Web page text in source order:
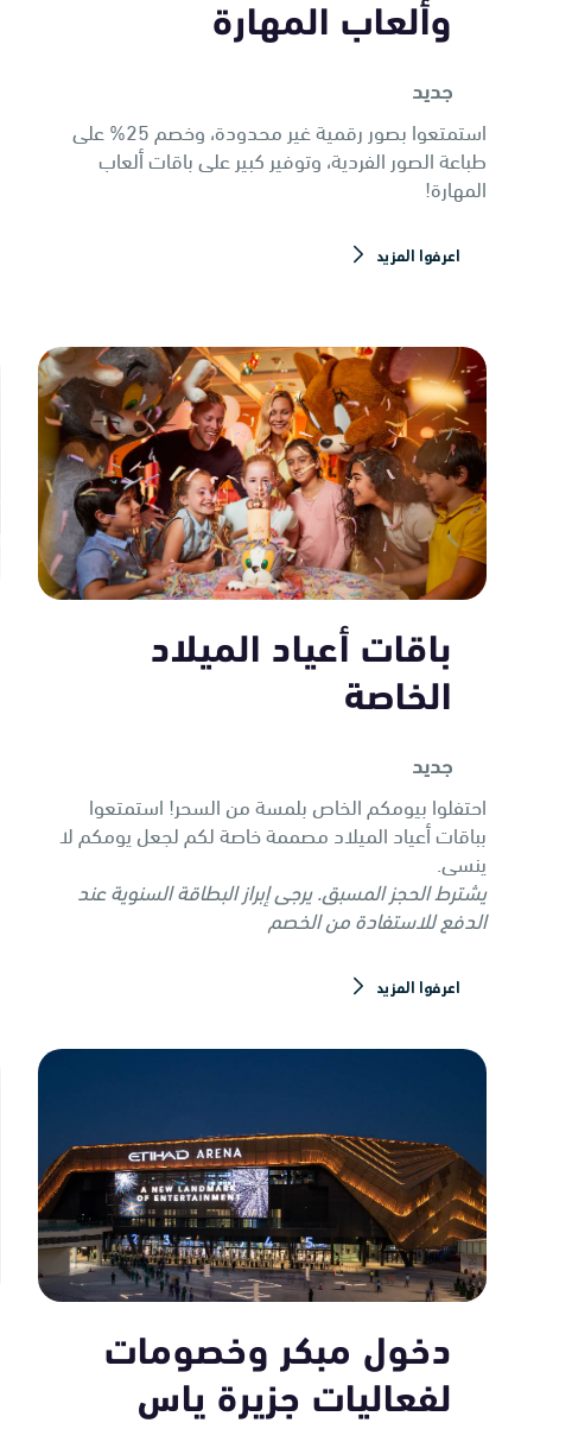
وألعاب المهارة
جديد
استمتعوا بصور رقمية غير محدودة، وخصم 25% على
طباعة الصور الفردية، وتوفير كبير على باقات ألعاب
المهارة!
اعرفوا المزيد
باقات أعياد الميلاد
الخاصة
جديد
احتفلوا بيومكم الخاص بلمسة من السحر! استمتعوا
بباقات أعياد الميلاد مصممة خاصة لكم لجعل يومكم لا
ينسى.
يشترط الحجز المسبق. يرجى إبراز البطاقة السنوية عند
الدفع للاستفادة من الخصم
اعرفوا المزيد
دخول مبكر وخصومات
لفعاليات جزيرة ياس